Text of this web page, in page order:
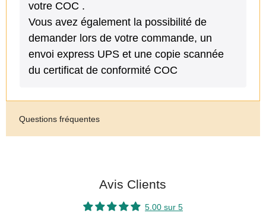
votre COC .
Vous avez également la possibilité de
demander lors de votre commande, un
envoi express UPS et une copie scannée
du certificat de conformité COC
Questions fréquentes
Avis Clients
5.00 sur 5